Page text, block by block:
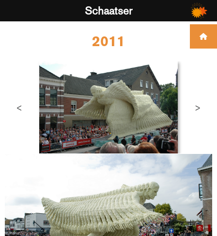
Schaatser
2011
< >